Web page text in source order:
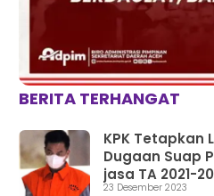
BERITA TERHANGAT
KPK Tetapkan
Dugaan Suap
jasa TA 2021-
23 Desember 2023